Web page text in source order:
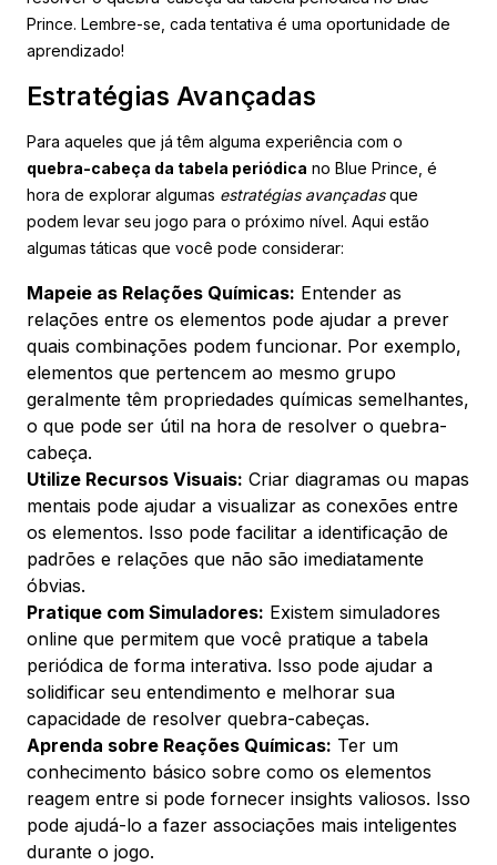
Prince. Lembre-se, cada tentativa é uma oportunidade de
aprendizado!
Estratégias Avançadas
Para aqueles que já têm alguma experiência com o
quebra-cabeça da tabela periódica no Blue Prince, é
hora de explorar algumas estratégias avançadasque
podem levar seu jogo para o próximo nível. Aqui estão
algumas táticas que você pode considerar:
Mapeie as Relações Químicas: Entender as
relações entre os elementos pode ajudar a prever
quais combinações podem funcionar. Por exemplo,
elementos que pertencem ao mesmo grupo
geralmente têm propriedades químicas semelhantes,
o que pode ser útil na hora de resolver o quebra-
cabeça.
Utilize Recursos Visuais: Criar diagramas ou mapas
mentais pode ajudar a visualizar as conexões entre
os elementos. Isso pode facilitar a identificação de
padrões e relações que não são imediatamente
óbvias.
Pratique com Simuladores: Existem simuladores
online que permitem que você pratique a tabela
periódica de forma interativa. Isso pode ajudar a
solidificar seu entendimento e melhorar sua
capacidade de resolver quebra-cabeças.
Aprenda sobre Reações Químicas: Ter um
conhecimento básico sobre como os elementos
reagem entre si pode fornecer insights valiosos. Isso
pode ajudá-lo a fazer associações mais inteligentes
durante o jogo.